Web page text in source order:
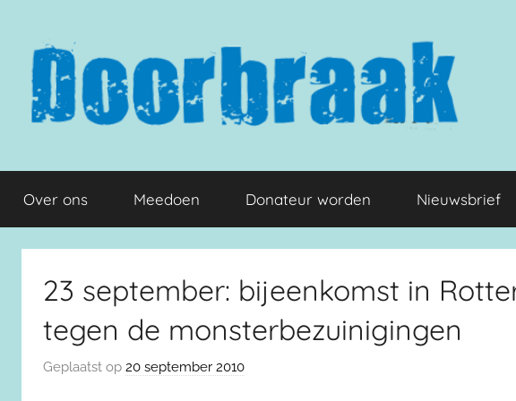
inhoud
springen
Doorbraak.eu
Over ons Meedoen Donateur worden Nieuwsbrief
23 september: bijeenkomst in
tegen de monsterbezuinigingen
Geplaatst op 20 september 2010